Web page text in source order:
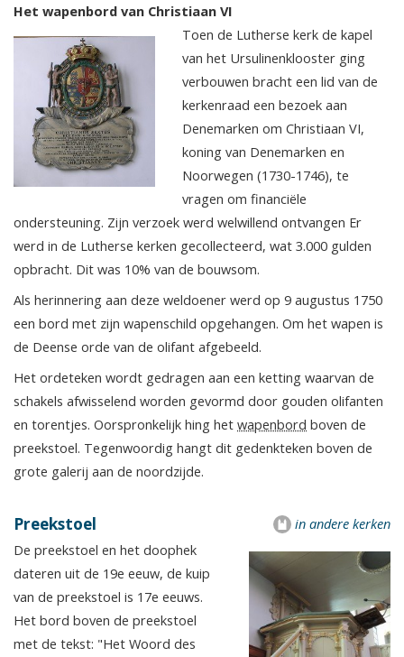
Het wapenbord van Christiaan VI
Toen de Lutherse kerk de kapel
van het Ursulinenklooster ging
verbouwen bracht een lid van de
kerkenraad een bezoek aan
Denemarken om Christiaan VI,
koning van Denemarken en
Noorwegen (1730-1746), te
vragen om financiële
ondersteuning. Zijn verzoek werd welwillend ontvangen Er
werd in de Lutherse kerken gecollecteerd, wat 3.000 gulden
opbracht. Dit was 10% van de bouwsom.
Als herinnering aan deze weldoener werd op 9 augustus 1750
een bord met zijn wapenschild opgehangen. Om het wapen is
de Deense orde van de olifant afgebeeld.
Het ordeteken wordt gedragen aan een ketting waarvan de
schakels afwisselend worden gevormd door gouden olifanten
en torentjes. Oorspronkelijk hing het wapenbord boven de
preekstoel. Tegenwoordig hangt dit gedenkteken boven de
grote galerij aan de noordzijde.
in andere kerken
Preekstoel
De preekstoel en het doophek
dateren uit de 19e eeuw, de kuip
van de preekstoel is 17e eeuws.
Het bord boven de preekstoel
met de tekst: "Het Woord des